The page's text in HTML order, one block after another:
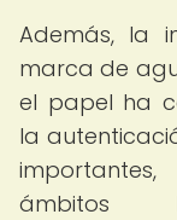
Además, la
marca de
el papel ha
la
ámbitos